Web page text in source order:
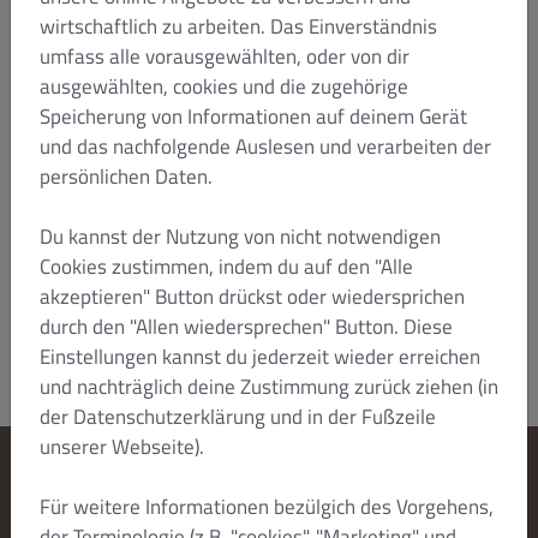
des öffentlichen Rechts oder um ein öffentlich-
rechtliches Sondervermögen handelt, ist
ausschließlicher Gerichtsstand für alle
Streitigkeiten aus oder im Zusammenhang mit
dieser Vereinbarung, ihrem Zustandekommen
oder ihrer Durchführung Düsseldorf. Sofern der
Kunde seinen Sitz im Ausland hat, kann DISH
jedoch auch dort Klage erheben. Ansonsten gilt der
Stand: Januar 2022/HTZ
Dish Order_B2C_T&C_V4_Jan 2022_de
Cookie-Einstellungen ändern
wirtschaftlich zu arbeiten. Das Einverständnis
umfass alle vorausgewählten, oder von dir
ausgewählten, cookies und die zugehörige
Speicherung von Informationen auf deinem Gerät
und das nachfolgende Auslesen und verarbeiten der
persönlichen Daten.
Du kannst der Nutzung von nicht notwendigen
Cookies zustimmen, indem du auf den "Alle
akzeptieren" Button drückst oder wiedersprichen
durch den "Allen wiedersprechen" Button. Diese
Einstellungen kannst du jederzeit wieder erreichen
und nachträglich deine Zustimmung zurück ziehen (in
der Datenschutzerklärung und in der Fußzeile
unserer Webseite).
Für weitere Informationen bezülgich des Vorgehens,